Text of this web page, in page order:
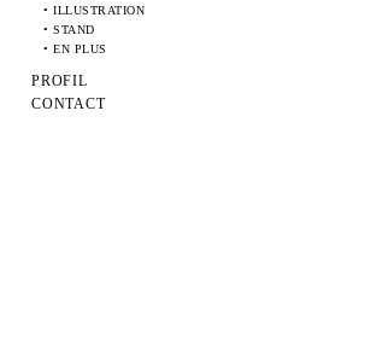
• ILLUSTRATION
• STAND
• EN PLUS
PROFIL
CONTACT